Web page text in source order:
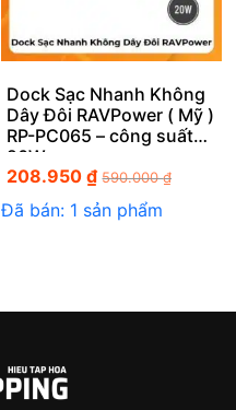
Dock Sạc Nhanh Không
Dây Đôi RAVPower ( Mỹ )
RP-PC065 – công suất
20W
208.950₫ 590.000₫
Đã bán: 1 sản phẩm